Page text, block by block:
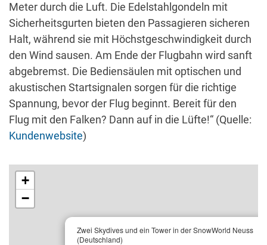
Meter durch die Luft. Die Edelstahlgondeln mit
Sicherheitsgurten bieten den Passagieren sicheren
Halt, während sie mit Höchstgeschwindigkeit durch
den Wind sausen. Am Ende der Flugbahn wird sanft
abgebremst. Die Bediensäulen mit optischen und
akustischen Startsignalen sorgen für die richtige
Spannung, bevor der Flug beginnt. Bereit für den
Flug mit den Falken? Dann auf in die Lüfte!“ (Quelle:
Kundenwebsite)
Zwei Skydives und ein Tower in der SnowWorld Neuss
(Deutschland)
+
−